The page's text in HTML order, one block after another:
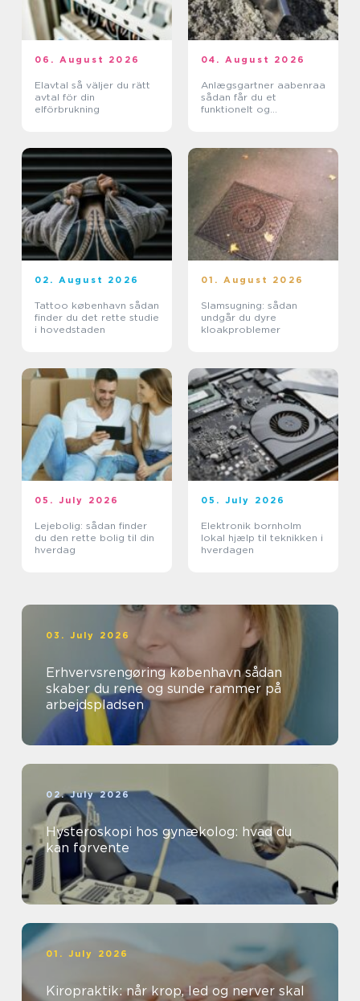
06. August 2026
Elavtal så väljer du rätt
avtal för din
elförbrukning
04. August 2026
Anlægsgartner aabenraa
sådan får du et
funktionelt og
02. August 2026
Tattoo københavn sådan
finder du det rette studie
i hovedstaden
01. August 2026
Slamsugning: sådan
undgår du dyre
kloakproblemer
05. July 2026
Lejebolig: sådan finder
du den rette bolig til din
hverdag
05. July 2026
Elektronik bornholm
lokal hjælp til teknikken i
hverdagen
03. July 2026
Erhvervsrengøring københavn sådan
skaber du rene og sunde rammer på
arbejdspladsen
02. July 2026
Hysteroskopi hos gynækolog: hvad du
kan forvente
01. July 2026
Kiropraktik: når krop, led og nerver skal